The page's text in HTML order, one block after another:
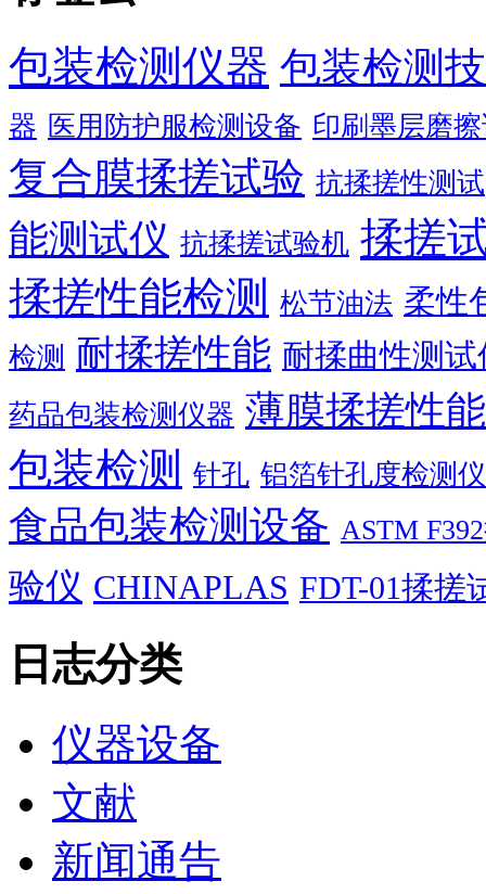
包装检测仪器 包装检测
器 医用防护服检测设备 印刷墨层磨
复合膜揉搓试验 抗揉搓性测试
能测试仪 抗揉搓试验机 揉搓
揉搓性能检测
松节油法 柔性
检测 耐揉搓性能 耐揉曲性测试
药品包装检测仪器 薄膜揉搓性
包装检测 针孔 铝箔针孔度检测
食品包装检测设备 ASTM
验仪 CHINAPLAS FDT-01揉搓
日志分类
仪器设备
文献
新闻通告